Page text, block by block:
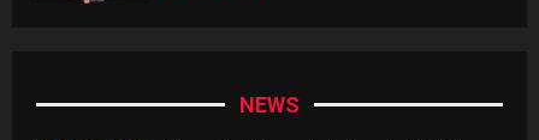
NEWS